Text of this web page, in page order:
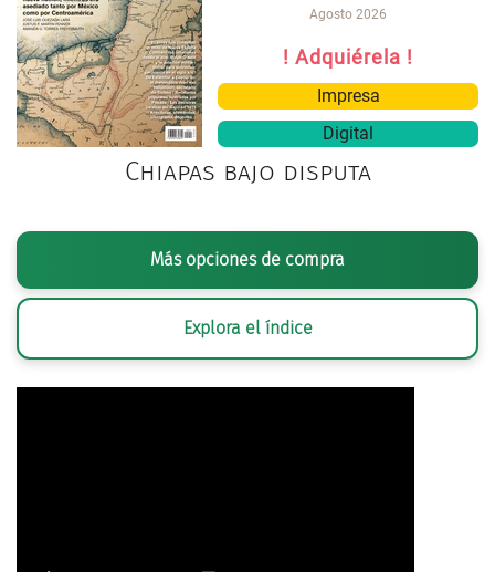
Agosto 2026
! Adquiérela !
Impresa
Digital
Chiapas bajo disputa
Más opciones de compra
Explora el índice